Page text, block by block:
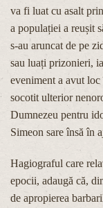
va fi luat cu asalt
a populației a reușit
s-au aruncat de pe
sau luați prizonieri,
eveniment a avut
socotit ulterior
Dumnezeu pentru
Simeon sare însă în
Hagiograful care
epocii, adaugă că,
de apropierea